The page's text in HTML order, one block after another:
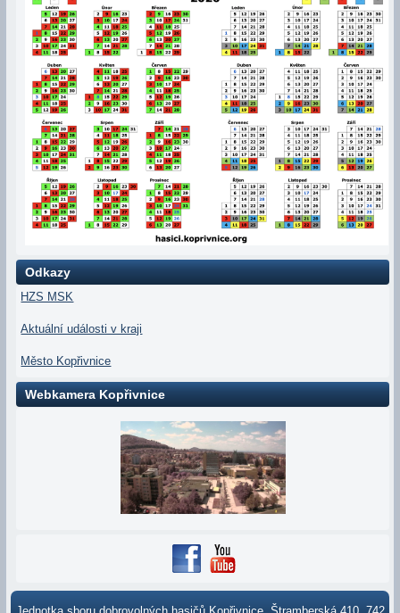
Odkazy
HZS MSK
Aktuální události v kraji
Město Kopřivnice
Webkamera Kopřivnice